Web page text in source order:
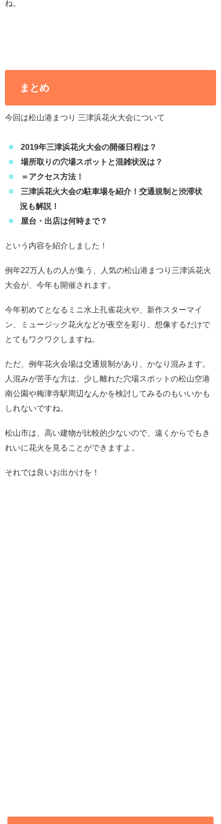
ね。
まとめ
今回は松山港まつり 三津浜花火大会について
2019年三津浜花火大会の開催日程は？
場所取りの穴場スポットと混雑状況は？
＝アクセス方法！
三津浜花火大会の駐車場を紹介！交通規制と渋滞状
況も解説！
屋台・出店は何時まで？
という内容を紹介しました！
例年22万人もの人が集う、人気の松山港まつり三津浜花火
大会が、今年も開催されます。
今年初めてとなるミニ水上孔雀花火や、新作スターマイ
ン、ミュージック花火などが夜空を彩り、想像するだけで
とてもワクワクしますね。
ただ、例年花火会場は交通規制があり、かなり混みます。
人混みが苦手な方は、少し離れた穴場スポットの松山空港
南公園や梅津寺駅周辺なんかを検討してみるのもいいかも
しれないですね。
松山市は、高い建物が比較的少ないので、遠くからでもき
れいに花火を見ることができますよ。
それでは良いお出かけを！